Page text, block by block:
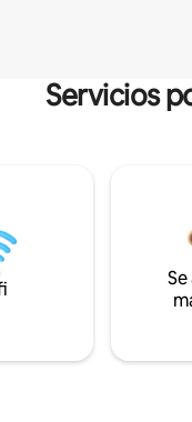
Servicios